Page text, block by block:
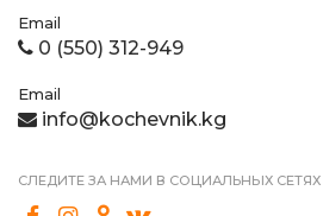
Email
0 (550) 312-949
Email
info@kochevnik.kg
СЛЕДИТЕ ЗА НАМИ В СОЦИАЛЬНЫХ СЕТЯХ